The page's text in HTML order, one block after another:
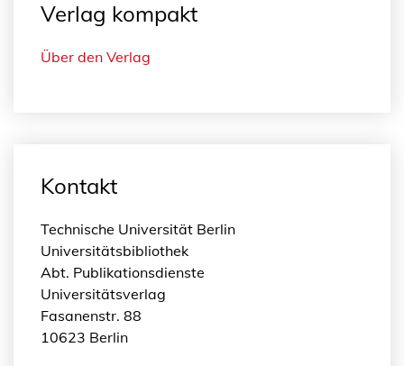
Verlag kompakt
Über den Verlag
Kontakt
Technische Universität Berlin
Universitätsbibliothek
Abt. Publikationsdienste
Universitätsverlag
Fasanenstr. 88
10623 Berlin